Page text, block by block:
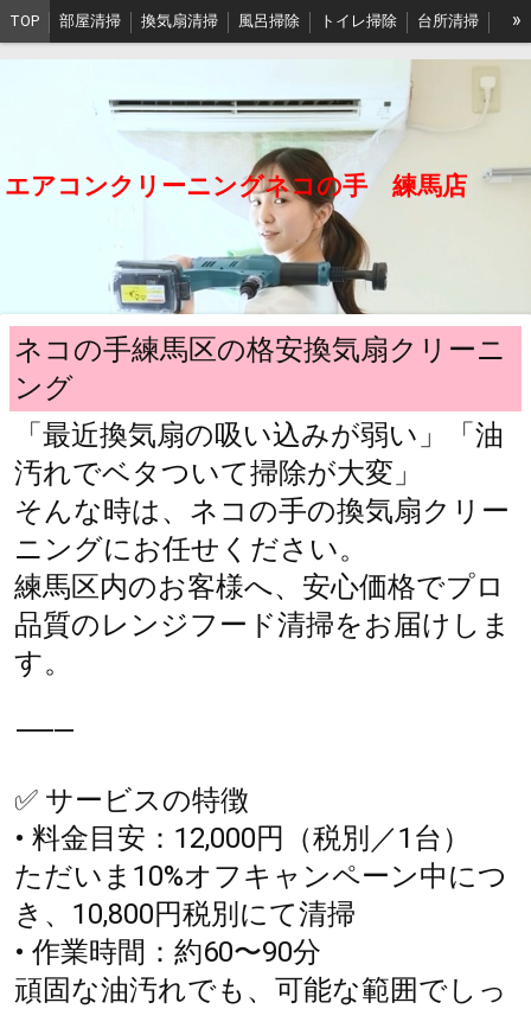
TOP 部屋清掃 換気扇清掃 風呂掃除 トイレ掃除 台所清掃
FAQ
江戸川店 埼玉店 沖縄店 石垣島店 会社概要
»
エアコンクリーニングネコの手 練馬店
ネコの手練馬区の格安換気扇クリーニ
ング
「最近換気扇の吸い込みが弱い」「油
汚れでベタついて掃除が大変」
そんな時は、ネコの手の換気扇クリー
ニングにお任せください。
練馬区内のお客様へ、安心価格でプロ
品質のレンジフード清掃をお届けしま
す。
⸻
✅ サービスの特徴
• 料金目安：12,000円（税別／1台）
ただいま10%オフキャンペーン中につ
き、10,800円税別にて清掃
• 作業時間：約60〜90分
頑固な油汚れでも、可能な範囲でしっ